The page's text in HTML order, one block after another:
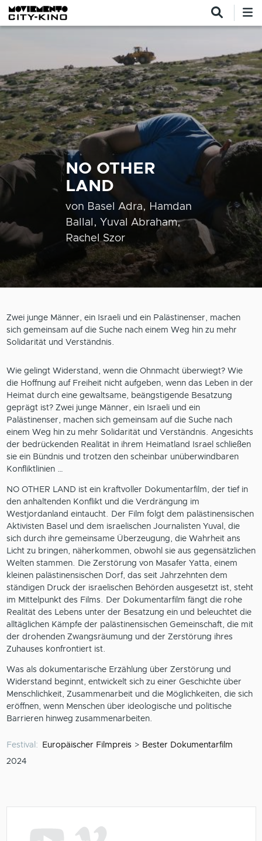
Direkt zum Inhalt
NO OTHER
LAND
von Basel Adra, Hamdan
Ballal, Yuval Abraham,
Rachel Szor
Zwei junge Männer, ein Israeli und ein Palästinenser, machen
sich gemeinsam auf die Suche nach einem Weg hin zu mehr
Solidarität und Verständnis.
Wie gelingt Widerstand, wenn die Ohnmacht überwiegt? Wie
die Hoffnung auf Freiheit nicht aufgeben, wenn das Leben in der
Heimat durch eine gewaltsame, beängstigende Besatzung
geprägt ist? Zwei junge Männer, ein Israeli und ein
Palästinenser, machen sich gemeinsam auf die Suche nach
einem Weg hin zu mehr Solidarität und Verständnis. Angesichts
der bedrückenden Realität in ihrem Heimatland Israel schließen
sie ein Bündnis und trotzen den scheinbar unüberwindbaren
Konfliktlinien …
NO OTHER LAND ist ein kraftvoller Dokumentarfilm, der tief in
den anhaltenden Konflikt und die Verdrängung im
Westjordanland eintaucht. Der Film folgt dem palästinensischen
Aktivisten Basel und dem israelischen Journalisten Yuval, die
sich durch ihre gemeinsame Überzeugung, die Wahrheit ans
Licht zu bringen, näherkommen, obwohl sie aus gegensätzlichen
Welten stammen. Die Zerstörung von Masafer Yatta, einem
kleinen palästinensischen Dorf, das seit Jahrzehnten dem
ständigen Druck der israelischen Behörden ausgesetzt ist, steht
im Mittelpunkt des Films. Der Dokumentarfilm fängt die rohe
Realität des Lebens unter der Besatzung ein und beleuchtet die
alltäglichen Kämpfe der palästinensischen Gemeinschaft, die mit
der drohenden Zwangsräumung und der Zerstörung ihres
Zuhauses konfrontiert ist.
Was als dokumentarische Erzählung über Zerstörung und
Widerstand beginnt, entwickelt sich zu einer Geschichte über
Menschlichkeit, Zusammenarbeit und die Möglichkeiten, die sich
eröffnen, wenn Menschen über ideologische und politische
Barrieren hinweg zusammenarbeiten.
Festival Europäischer Filmpreis
Bester Dokumentarfilm
2024